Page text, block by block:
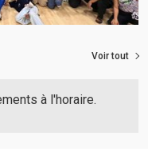
Voir tout
à l'horaire.